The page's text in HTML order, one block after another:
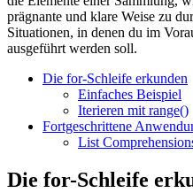
prägnante und klare Weise zu
Situationen, in denen du im
ausgeführt werden soll.
Die for-Schleife erkunden
Einfaches Beispiel
Iterieren mit range()
Fortgeschrittene
List
Die for-Schleife